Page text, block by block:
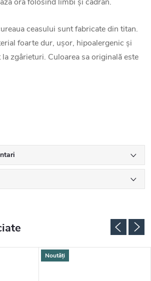
ceasului sunt fabricate din titan.
foarte dur, ușor, hipoalergenic și
zgârieturi. Culoarea sa originală este
Noutăți